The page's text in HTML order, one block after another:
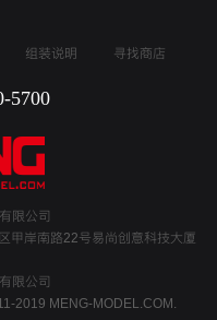
组装说明 寻找商店
5700
有限公司
甲岸南路22号易尚创意科技大厦
有限公司
2019 MENG-MODEL.COM.